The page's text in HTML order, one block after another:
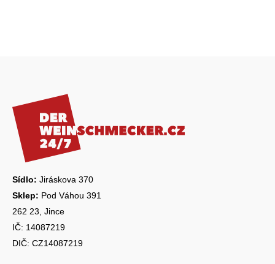
Sídlo: Jiráskova 370
Sklep: Pod Váhou 391
262 23, Jince
IČ: 14087219
DIČ: CZ14087219